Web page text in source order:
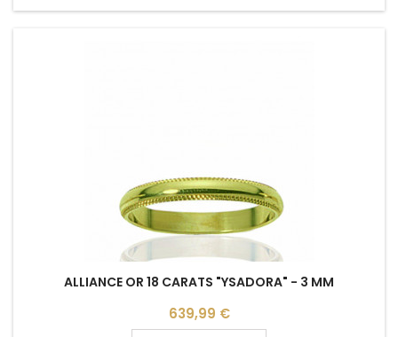
ALLIANCE OR 18 CARATS "YSADORA" - 3 MM
Prix
639,99 €